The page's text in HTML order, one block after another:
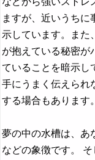
ますが、近いうちに
示しています。また
が抱えている秘密が
ていることを暗示し
手にうまく伝えられ
する場合もあります。
夢の中の水槽は、あ
などの象徴です。